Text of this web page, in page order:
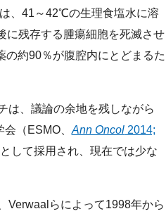
、41～42℃の生理食塩水に溶
に残存する腫瘍細胞を死滅させ
の約90％が腹腔内にとどまるた
、議論の余地を残しながら
（ESMO、 Ann Oncol2014;
して採用され、現在では少な
らによって1998年から